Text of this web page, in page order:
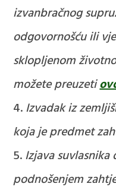
izvanbračnog
odgovornošću ili
sklopljenom
možete preuzeti
Izvadak iz
koja je predmet
Izjava suvlasnika
podnošenjem